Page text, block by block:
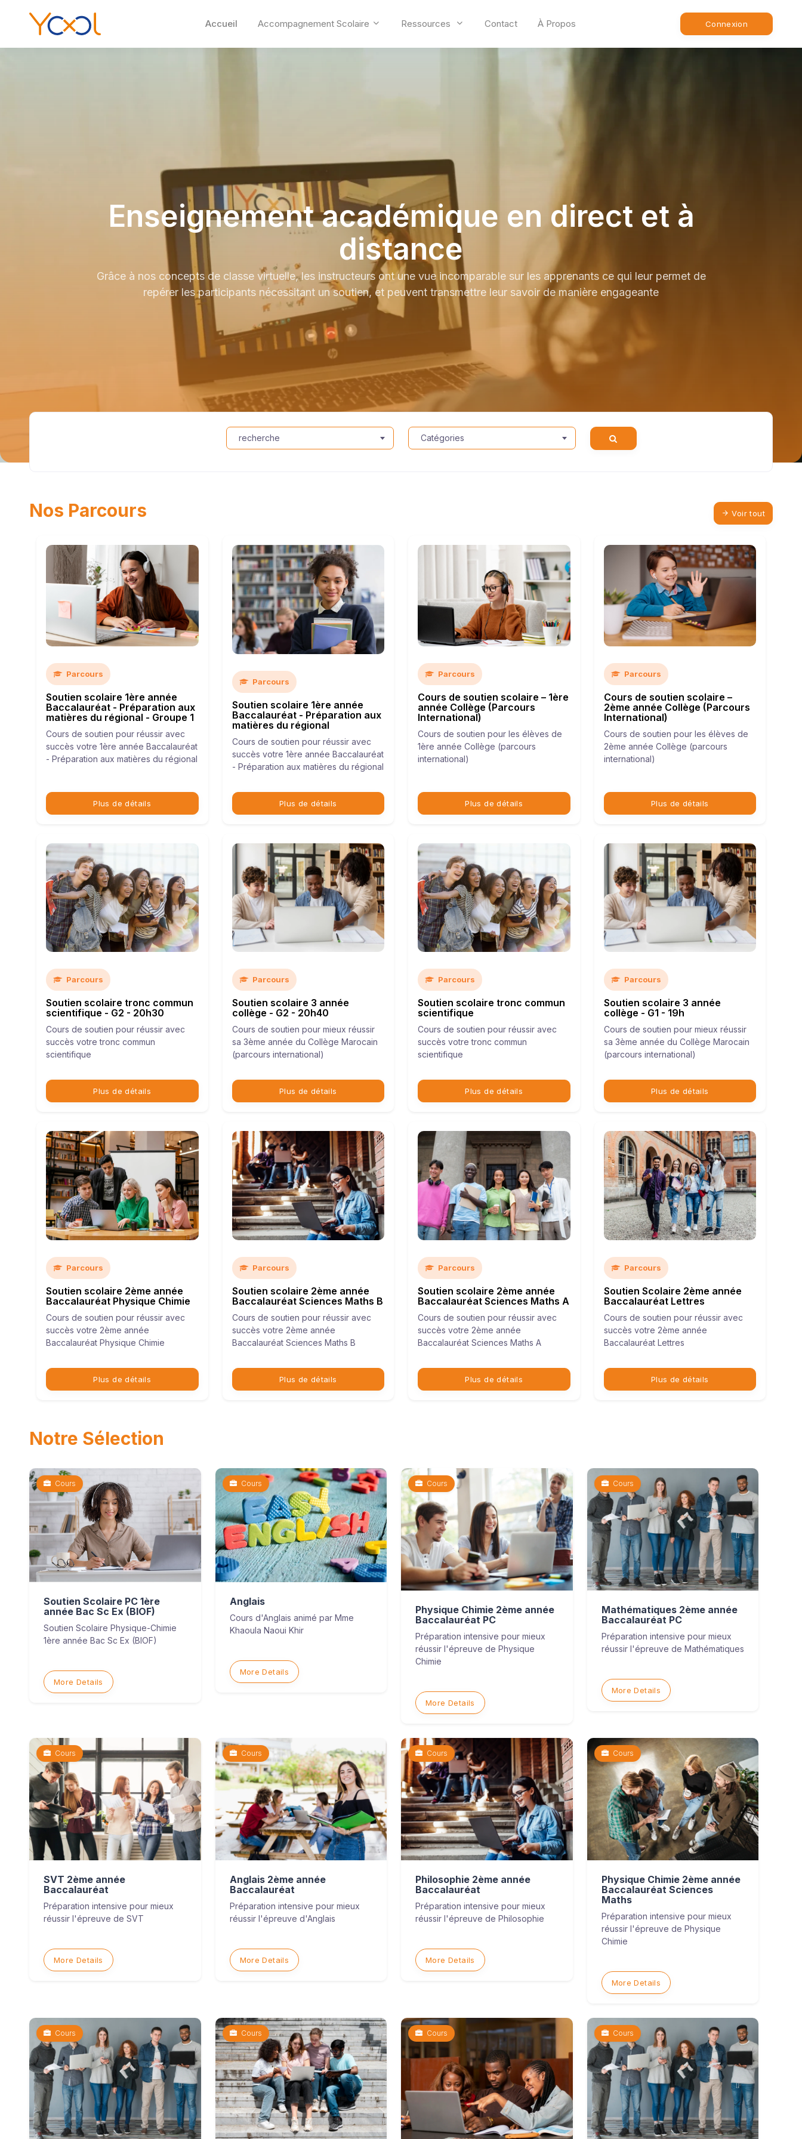
Accueil Accompagnement Scolaire Ressources Contact À Propos Connexion
Enseignement académique en direct et à
distance
Grâce à nos concepts de classe virtuelle, les instructeurs ont une vue incomparable sur les apprenants ce qui leur permet de
repérer les participants nécessitant un soutien, et peuvent transmettre leur savoir de manière engageante
recherche Catégories
Nos Parcours Voir tout
Parcours
Soutien scolaire 1ère année
Baccalauréat - Préparation aux
matières du régional - Groupe 1
Cours de soutien pour réussir avec
succès votre 1ère année Baccalauréat
- Préparation aux matières du régional
Plus de détails
Parcours
Soutien scolaire 1ère année
Baccalauréat - Préparation aux
matières du régional
Cours de soutien pour réussir avec
succès votre 1ère année Baccalauréat
- Préparation aux matières du régional
Plus de détails
Parcours
Cours de soutien scolaire – 1ère
année Collège (Parcours
International)
Cours de soutien pour les élèves de
1ère année Collège (parcours
international)
Plus de détails
Parcours
Cours de soutien scolaire –
2ème année Collège (Parcours
International)
Cours de soutien pour les élèves de
2ème année Collège (parcours
international)
Plus de détails
Parcours
Soutien scolaire tronc commun
scientifique - G2 - 20h30
Cours de soutien pour réussir avec
succès votre tronc commun
scientifique
Plus de détails
Parcours
Soutien scolaire 3 année
collège - G2 - 20h40
Cours de soutien pour mieux réussir
sa 3ème année du Collège Marocain
(parcours international)
Plus de détails
Parcours
Soutien scolaire tronc commun
scientifique
Cours de soutien pour réussir avec
succès votre tronc commun
scientifique
Plus de détails
Parcours
Soutien scolaire 3 année
collège - G1 - 19h
Cours de soutien pour mieux réussir
sa 3ème année du Collège Marocain
(parcours international)
Plus de détails
Parcours
Soutien scolaire 2ème année
Baccalauréat Physique Chimie
Cours de soutien pour réussir avec
succès votre 2ème année
Baccalauréat Physique Chimie
Plus de détails
Parcours
Soutien scolaire 2ème année
Baccalauréat Sciences Maths B
Cours de soutien pour réussir avec
succès votre 2ème année
Baccalauréat Sciences Maths B
Plus de détails
Parcours
Soutien scolaire 2ème année
Baccalauréat Sciences Maths A
Cours de soutien pour réussir avec
succès votre 2ème année
Baccalauréat Sciences Maths A
Plus de détails
Parcours
Soutien Scolaire 2ème année
Baccalauréat Lettres
Cours de soutien pour réussir avec
succès votre 2ème année
Baccalauréat Lettres
Plus de détails
Notre Sélection
Cours
Soutien Scolaire PC 1ère
année Bac Sc Ex (BIOF)
Soutien Scolaire Physique-Chimie
1ère année Bac Sc Ex (BIOF)
More Details
Cours
Anglais
Cours d'Anglais animé par Mme
Khaoula Naoui Khir
More Details
Cours
Physique Chimie 2ème année
Baccalauréat PC
Préparation intensive pour mieux
réussir l'épreuve de Physique
Chimie
More Details
Cours
Mathématiques 2ème année
Baccalauréat PC
Préparation intensive pour mieux
réussir l'épreuve de Mathématiques
More Details
Cours
SVT 2ème année
Baccalauréat
Préparation intensive pour mieux
réussir l'épreuve de SVT
More Details
Cours
Anglais 2ème année
Baccalauréat
Préparation intensive pour mieux
réussir l'épreuve d'Anglais
More Details
Cours
Philosophie 2ème année
Baccalauréat
Préparation intensive pour mieux
réussir l'épreuve de Philosophie
More Details
Cours
Physique Chimie 2ème année
Baccalauréat Sciences
Maths
Préparation intensive pour mieux
réussir l'épreuve de Physique
Chimie
More Details
Cours Cours Cours Cours